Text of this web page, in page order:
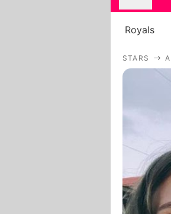
Royals
STARS